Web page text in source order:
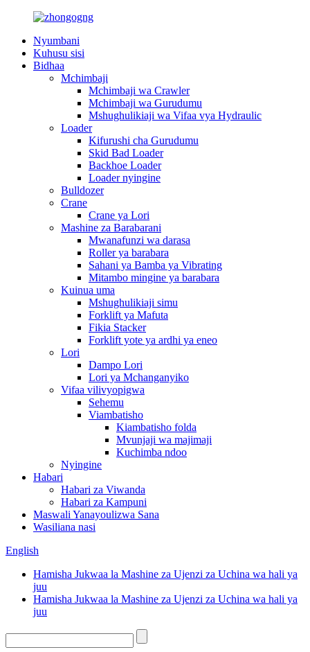
Nyumbani
Kuhusu sisi
Bidhaa
Mchimbaji
Mchimbaji wa Crawler
Mchimbaji wa Gurudumu
Mshughulikiaji wa Vifaa vya Hydraulic
Loader
Kifurushi cha Gurudumu
Skid Bad Loader
Backhoe Loader
Loader nyingine
Bulldozer
Crane
Crane ya Lori
Mashine za Barabarani
Mwanafunzi wa darasa
Roller ya barabara
Sahani ya Bamba ya Vibrating
Mitambo mingine ya barabara
Kuinua uma
Mshughulikiaji simu
Forklift ya Mafuta
Fikia Stacker
Forklift yote ya ardhi ya eneo
Lori
Dampo Lori
Lori ya Mchanganyiko
Vifaa vilivyopigwa
Sehemu
Viambatisho
Kiambatisho folda
Mvunjaji wa majimaji
Kuchimba ndoo
Nyingine
Habari
Habari za Viwanda
Habari za Kampuni
Maswali Yanayoulizwa Sana
Wasiliana nasi
English
Hamisha Jukwaa la Mashine za Ujenzi za Uchina wa hali ya
juu
Hamisha Jukwaa la Mashine za Ujenzi za Uchina wa hali ya
juu